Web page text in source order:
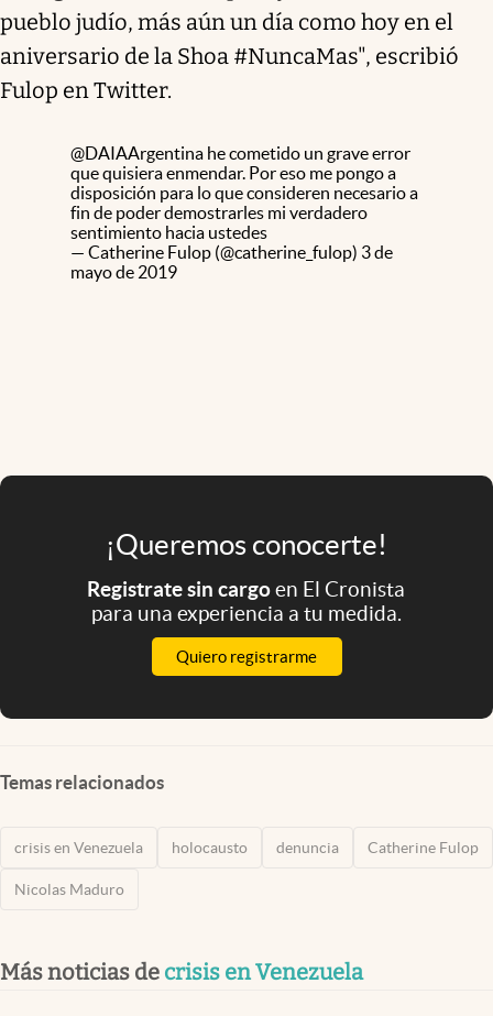
pueblo judío, más aún un día como hoy en el
aniversario de la Shoa #NuncaMas", escribió
Fulop en Twitter.
@DAIAArgentina he cometido un grave error
que quisiera enmendar. Por eso me pongo a
disposición para lo que consideren necesario a
fin de poder demostrarles mi verdadero
sentimiento hacia ustedes
— Catherine Fulop (@catherine_fulop) 3 de
mayo de 2019
¡Queremos conocerte!
Registrate sin cargoen El Cronista
para una experiencia a tu medida.
Quiero registrarme
Temas relacionados
crisis en Venezuela holocausto denuncia Catherine Fulop
Nicolas Maduro
Más noticias de crisis en Venezuela